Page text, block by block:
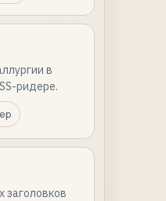
в
ридере.
заголовков